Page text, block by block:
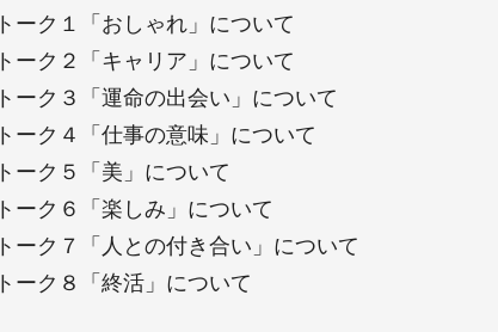
トーク１「おしゃれ」について
トーク２「キャリア」について
トーク３「運命の出会い」について
トーク４「仕事の意味」について
トーク５「美」について
トーク６「楽しみ」について
トーク７「人との付き合い」について
トーク８「終活」について